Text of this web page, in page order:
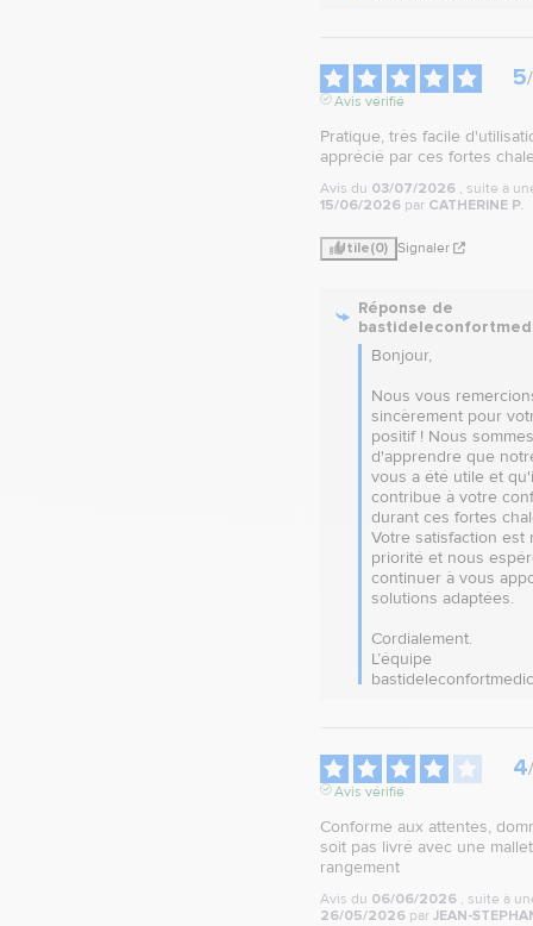
5/
Avis vérifié
Pratique, très facile
apprécié par ces fortes
Avis du 03/07/2026 , suite à
15/06/2026 par CATHERINE P.
Utile(0) Signaler
Réponse de
Bonjour,
Nous vous
sincèrement pour
positif ! Nous
d'apprendre que
vous a été utile et
contribue à votre
durant ces fortes
Votre satisfaction est
priorité et nous
continuer à vous
solutions adaptées.
Cordialement.
L’équipe
4/
Avis vérifié
Conforme aux attentes,
soit pas livré avec une
rangement
Avis du 06/06/2026 , suite à
26/05/2026 par JEAN-